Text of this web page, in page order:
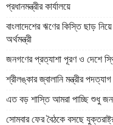
প্রধানমন্ত্রীর কার্যালয়ে
বাংলাদেশের ঋণের কিস্তি ছাড়
অর্থমন্ত্রী
জনগণের প্রত্যাশা পূরণ ও দেশে
শ্রীলঙ্কার জ্বালানি মন্ত্রীর পদত্যাগ
এত বড় শাস্তি আমরা পাচ্ছি শুধু
সোমবার ফের বৈঠকে বসছে